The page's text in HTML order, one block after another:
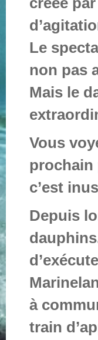
Le
non pas
Mais le
Vous
prochain
c’est
Depuis
à
train